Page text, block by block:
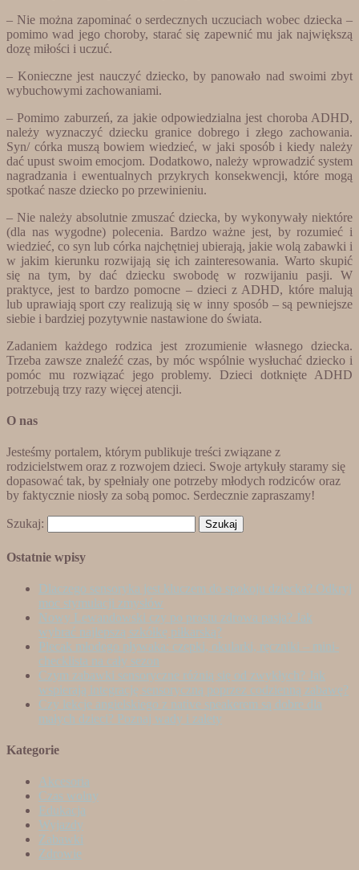
– Nie można zapominać o serdecznych uczuciach wobec dziecka –
pomimo wad jego choroby, starać się zapewnić mu jak największą
dozę miłości i uczuć.
– Konieczne jest nauczyć dziecko, by panowało nad swoimi zbyt
wybuchowymi zachowaniami.
– Pomimo zaburzeń, za jakie odpowiedzialna jest choroba ADHD,
należy wyznaczyć dziecku granice dobrego i złego zachowania.
Syn/ córka muszą bowiem wiedzieć, w jaki sposób i kiedy należy
dać upust swoim emocjom. Dodatkowo, należy wprowadzić system
nagradzania i ewentualnych przykrych konsekwencji, które mogą
spotkać nasze dziecko po przewinieniu.
– Nie należy absolutnie zmuszać dziecka, by wykonywały niektóre
(dla nas wygodne) polecenia. Bardzo ważne jest, by rozumieć i
wiedzieć, co syn lub córka najchętniej ubierają, jakie wolą zabawki i
w jakim kierunku rozwijają się ich zainteresowania. Warto skupić
się na tym, by dać dziecku swobodę w rozwijaniu pasji. W
praktyce, jest to bardzo pomocne – dzieci z ADHD, które malują
lub uprawiają sport czy realizują się w inny sposób – są pewniejsze
siebie i bardziej pozytywnie nastawione do świata.
Zadaniem każdego rodzica jest zrozumienie własnego dziecka.
Trzeba zawsze znaleźć czas, by móc wspólnie wysłuchać dziecko i
pomóc mu rozwiązać jego problemy. Dzieci dotknięte ADHD
potrzebują trzy razy więcej atencji.
O nas
Jesteśmy portalem, którym publikuje treści związane z
rodzicielstwem oraz z rozwojem dzieci. Swoje artykuły staramy się
dopasować tak, by spełniały one potrzeby młodych rodziców oraz
by faktycznie niosły za sobą pomoc. Serdecznie zapraszamy!
Szukaj:
Ostatnie wpisy
Dlaczego sensoryka jest kluczem do spokoju dziecka? Odkryj
moc stymulacji zmysłów
Nowy Lewandowski czy po prostu zdrowa pasja? Jak
wybrać najlepszą szkółkę piłkarską?
Plecak młodego pływaka: czepki, okularki, ręczniki – mini-
checklista na cały sezon
Czym zabawki sensoryczne różnią się od zwykłych? Jak
wspierają integrację sensoryczną poprzez codzienną zabawę?
Czy lekcje angielskiego z native speakerem są dobre dla
małych dzieci? Poznaj wady i zalety
Kategorie
Akcesoria
Czas wolny
Edukacja
Wyjazdy
Zabawki
Zdrowie